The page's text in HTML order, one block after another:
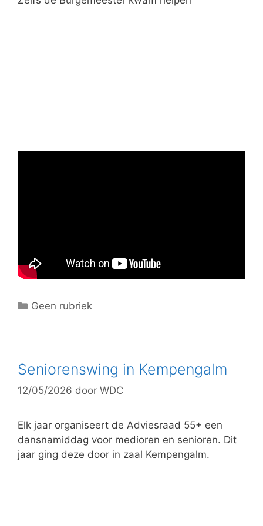
C
g
r
e
ë
n
Geen rubriek
Seniorenswing in Kempengalm
12/05/2026 door WDC
Elk jaar organiseert de Adviesraad 55+ een
dansnamiddag voor medioren en senioren. Dit
jaar ging deze door in zaal Kempengalm.